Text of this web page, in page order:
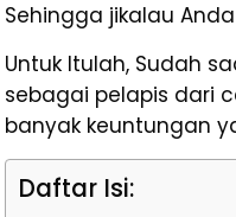
Sehingga jikalau
Untuk Itulah, Sudah
sebagai pelapis dari
banyak keuntungan
Daftar Isi: